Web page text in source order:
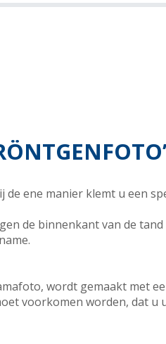
ene manier klemt u een
de binnenkant van de
wordt gemaakt met
voorkomen worden, dat